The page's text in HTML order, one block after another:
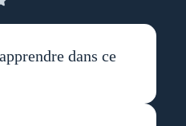
dans ce